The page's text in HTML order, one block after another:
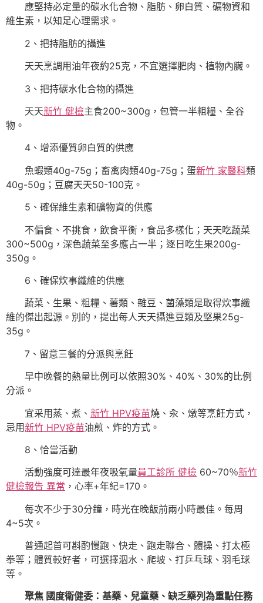
應堅持必定量的碳水化合物、脂肪、卵白質、礦物資和
維生素，以知足心理需求。
2、把持脂肪的攝進
天天烹調用油年夜約25克，不宜選擇肥肉、植物內臟。
3、把持碳水化合物的攝進
天天新竹 健檢主食200~300g，包管一半粗糧、全谷
物。
4、增添優質卵白質的供應
魚蝦類40g-75g；畜禽肉類40g-75g；蛋新竹 家醫科類
40g-50g；豆腐天天50-100克。
5、確保維生素和礦物資的供應
不偏食、不挑食，飲食平衡，食品多樣化；天天吃蔬菜
300~500g，深色蔬菜至多應占一半；逐日吃生果200g-
350g。
6、確保炊事纖維的供應
蔬菜、生果、粗糧、薯類、雜豆、菌藻類是取得炊事纖
維的傑出起源。別的，提出每人天天攝進豆類及堅果25g-
35g。
7、留意三餐的分派與烹飪
早中晚餐的熱量比例可以依照30%、40%、30%的比例
分派。
宜采用蒸、煮、 新竹 HPV疫苗燒、汆、燉等烹飪方式，
忌用新竹 HPV疫苗油煎、炸的方式。
8、恰當活動
活動強度可達最年夜吸氧量員工診所 健檢 60~70％新竹
健檢報告 異常 ，心率+年紀=170。
每次不少于30分鐘，時光在晚飯前兩小時最佳。每周
4~5次。
普通起首可斟酌慢跑、快走、跑走聯合、體操、打太極
拳等；體質較好者，可選擇泅水、爬坡、打乒乓球、羽毛球
等。
聚焦 國度衛健委：基藥、兒童藥、缺乏藥列為重點任務